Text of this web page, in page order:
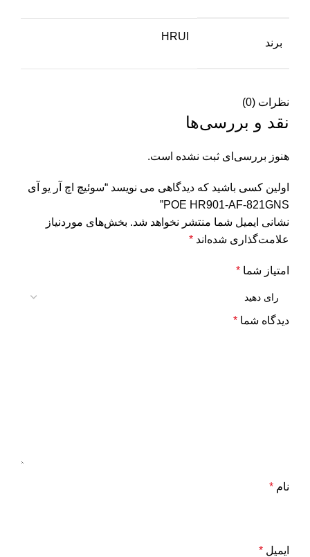
برند
HRUI
نظرات (0)
نقد و بررسی‌ها
هنوز بررسی‌ای ثبت نشده است.
اولین کسی باشید که دیدگاهی می نویسد “سوئیچ اچ آر یو آی
POE HR901-AF-821GNS”
نشانی ایمیل شما منتشر نخواهد شد. بخش‌های موردنیاز
علامت‌گذاری شده‌اند *
امتیاز شما *
دیدگاه شما *
نام *
ایمیل *